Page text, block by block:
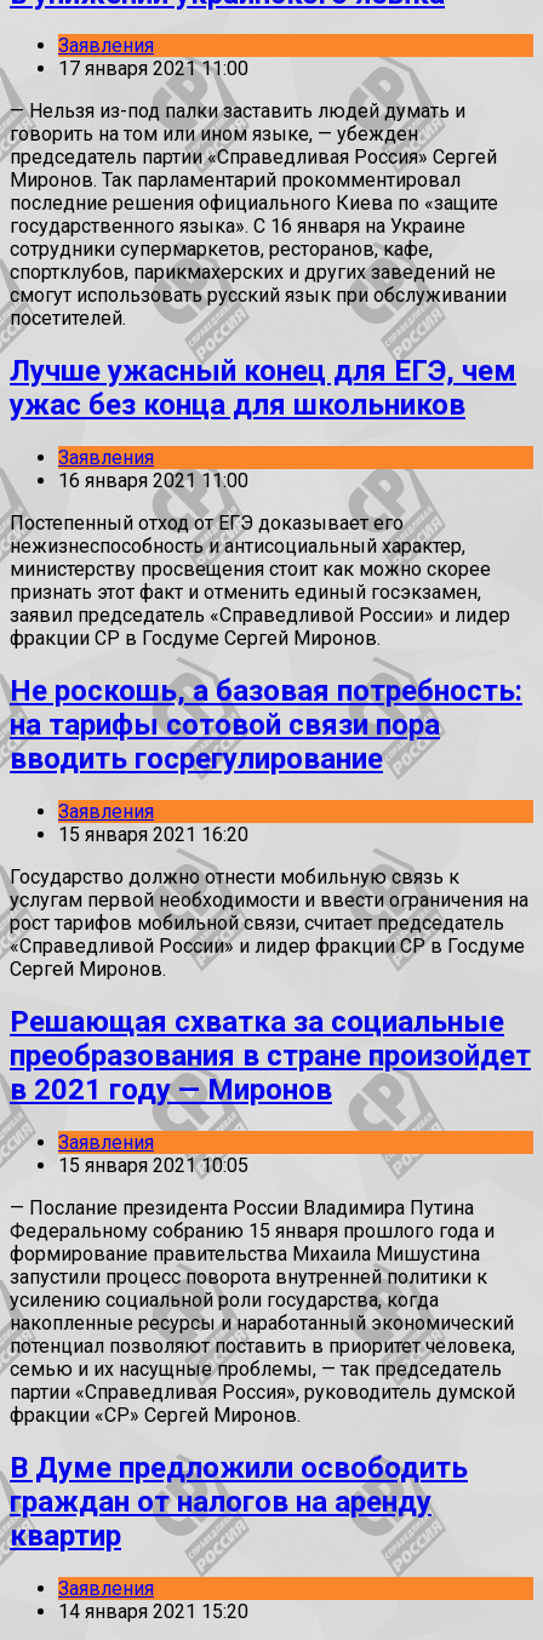
Заявления
17 января 2021 11:00
— Нельзя из-под палки заставить людей думать и
говорить на том или ином языке, — убежден
председатель партии «Справедливая Россия» Сергей
Миронов. Так парламентарий прокомментировал
последние решения официального Киева по «защите
государственного языка». С 16 января на Украине
сотрудники супермаркетов, ресторанов, кафе,
спортклубов, парикмахерских и других заведений не
смогут использовать русский язык при обслуживании
посетителей.
Лучше ужасный конец для ЕГЭ, чем
ужас без конца для школьников
Заявления
16 января 2021 11:00
Постепенный отход от ЕГЭ доказывает его
нежизнеспособность и антисоциальный характер,
министерству просвещения стоит как можно скорее
признать этот факт и отменить единый госэкзамен,
заявил председатель «Справедливой России» и лидер
фракции СР в Госдуме Сергей Миронов.
Не роскошь, а базовая потребность:
на тарифы сотовой связи пора
вводить госрегулирование
Заявления
15 января 2021 16:20
Государство должно отнести мобильную связь к
услугам первой необходимости и ввести ограничения на
рост тарифов мобильной связи, считает председатель
«Справедливой России» и лидер фракции СР в Госдуме
Сергей Миронов.
Решающая схватка за социальные
преобразования в стране произойдет
в 2021 году — Миронов
Заявления
15 января 2021 10:05
— Послание президента России Владимира Путина
Федеральному собранию 15 января прошлого года и
формирование правительства Михаила Мишустина
запустили процесс поворота внутренней политики к
усилению социальной роли государства, когда
накопленные ресурсы и наработанный экономический
потенциал позволяют поставить в приоритет человека,
семью и их насущные проблемы, — так председатель
партии «Справедливая Россия», руководитель думской
фракции «СР» Сергей Миронов.
В Думе предложили освободить
граждан от налогов на аренду
квартир
Заявления
14 января 2021 15:20